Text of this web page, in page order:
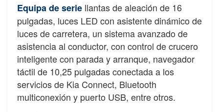
Equipa de serie llantas de aleación de 16
pulgadas, luces LED con asistente dinámico de
luces de carretera, un sistema avanzado de
asistencia al conductor, con control de crucero
inteligente con parada y arranque, navegador
táctil de 10,25 pulgadas conectada a los
servicios de Kia Connect, Bluetooth
multiconexión y puerto USB, entre otros.